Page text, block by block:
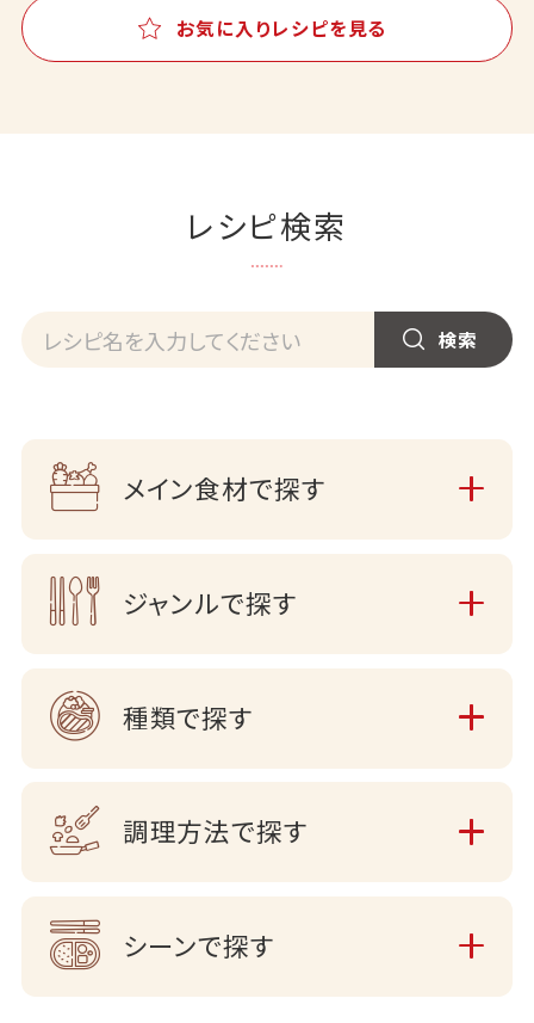
お気に入りレシピを見る
レシピ検索
メイン食材で探す
ジャンルで探す
種類で探す
調理方法で探す
シーンで探す